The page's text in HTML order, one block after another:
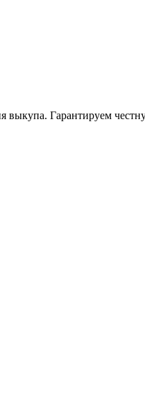
Гарантируем